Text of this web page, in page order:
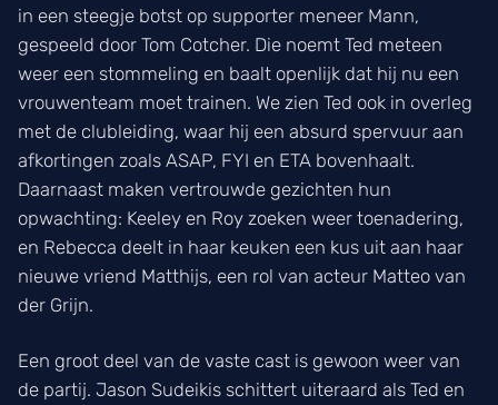
in een steegje botst op supporter meneer Mann,
gespeeld door Tom Cotcher. Die noemt Ted meteen
weer een stommeling en baalt openlijk dat hij nu een
vrouwenteam moet trainen. We zien Ted ook in overleg
met de clubleiding, waar hij een absurd spervuur aan
afkortingen zoals ASAP, FYI en ETA bovenhaalt.
Daarnaast maken vertrouwde gezichten hun
opwachting: Keeley en Roy zoeken weer toenadering,
en Rebecca deelt in haar keuken een kus uit aan haar
nieuwe vriend Matthijs, een rol van acteur Matteo van
der Grijn.
Een groot deel van de vaste cast is gewoon weer van
de partij. Jason Sudeikis schittert uiteraard als Ted en